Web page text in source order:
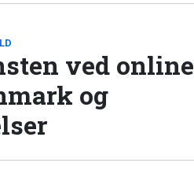
ved online
og